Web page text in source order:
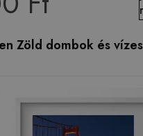
Zöld dombok és